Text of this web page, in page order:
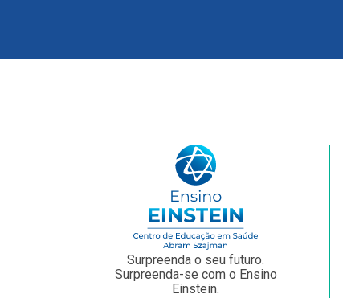
Surpreenda o seu futuro.
Surpreenda-se com o Ensino
Einstein.